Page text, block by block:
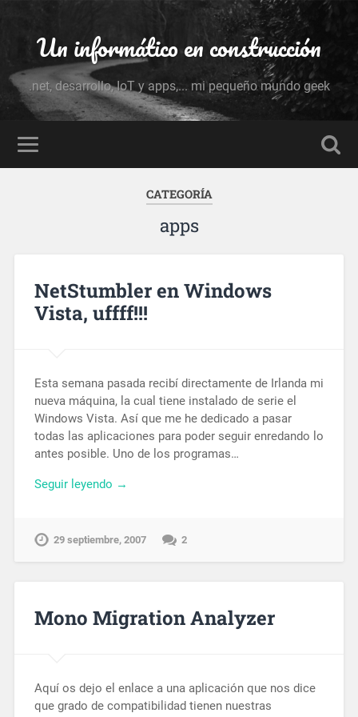
Un informático en construcción
.net, desarrollo, IoT y apps,... mi pequeño mundo geek
CATEGORÍA
apps
NetStumbler en Windows
Vista, uffff!!!
Esta semana pasada recibí directamente de Irlanda mi
nueva máquina, la cual tiene instalado de serie el
Windows Vista. Así que me he dedicado a pasar
todas las aplicaciones para poder seguir enredando lo
antes posible. Uno de los programas…
Seguir leyendo →
29 septiembre, 2007 2
Mono Migration Analyzer
Aquí os dejo el enlace a una aplicación que nos dice
que grado de compatibilidad tienen nuestras